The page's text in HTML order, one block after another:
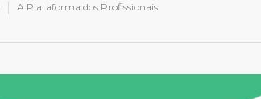
A Plataforma dos Profissionais